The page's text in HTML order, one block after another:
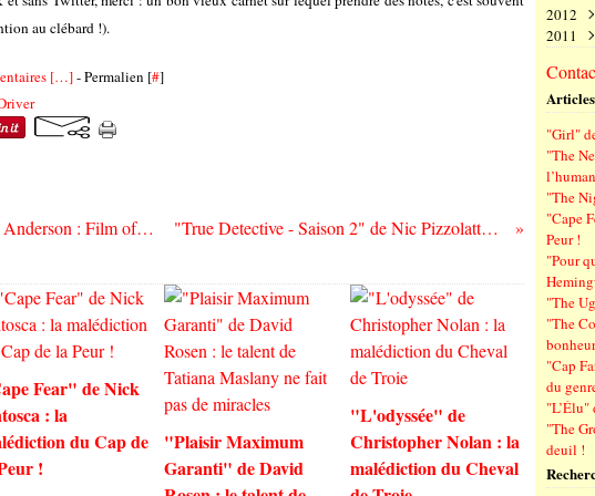
au clébard !).
[…]- Permalien [#]
"Phantom Thread" de P. T. Anderson : Film of Love and Hate "True Detective - Saison 2" de Nic Pizzolatto : série noire...
Fear" de Nick
: la
du Cap de
!
"Plaisir Maximum
Garanti" de David
"L'odyssée" de
Christopher Nolan : la
malédiction du Cheval
Mars
Avril
Mars
Mai
Avril
Juin
Mai
Juillet
Juin
Mars
Août
Juillet
Mai
Avril
Août
Juin
Mai
Juin
Mai
Juin
Mai
Août
Juin
Mai
2012
Juin
Mai
2011
"Girl"
"The
"The
"Cape
Peur !
"Pour
"The
"The
bonheur
"Cap
du
"L’Élu"
"The
deuil !